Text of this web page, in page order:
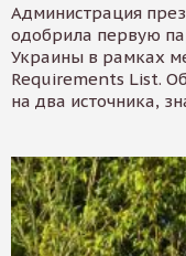
Администрация
одобрила первую
Украины в рамках
Requirements List.
на два источника,